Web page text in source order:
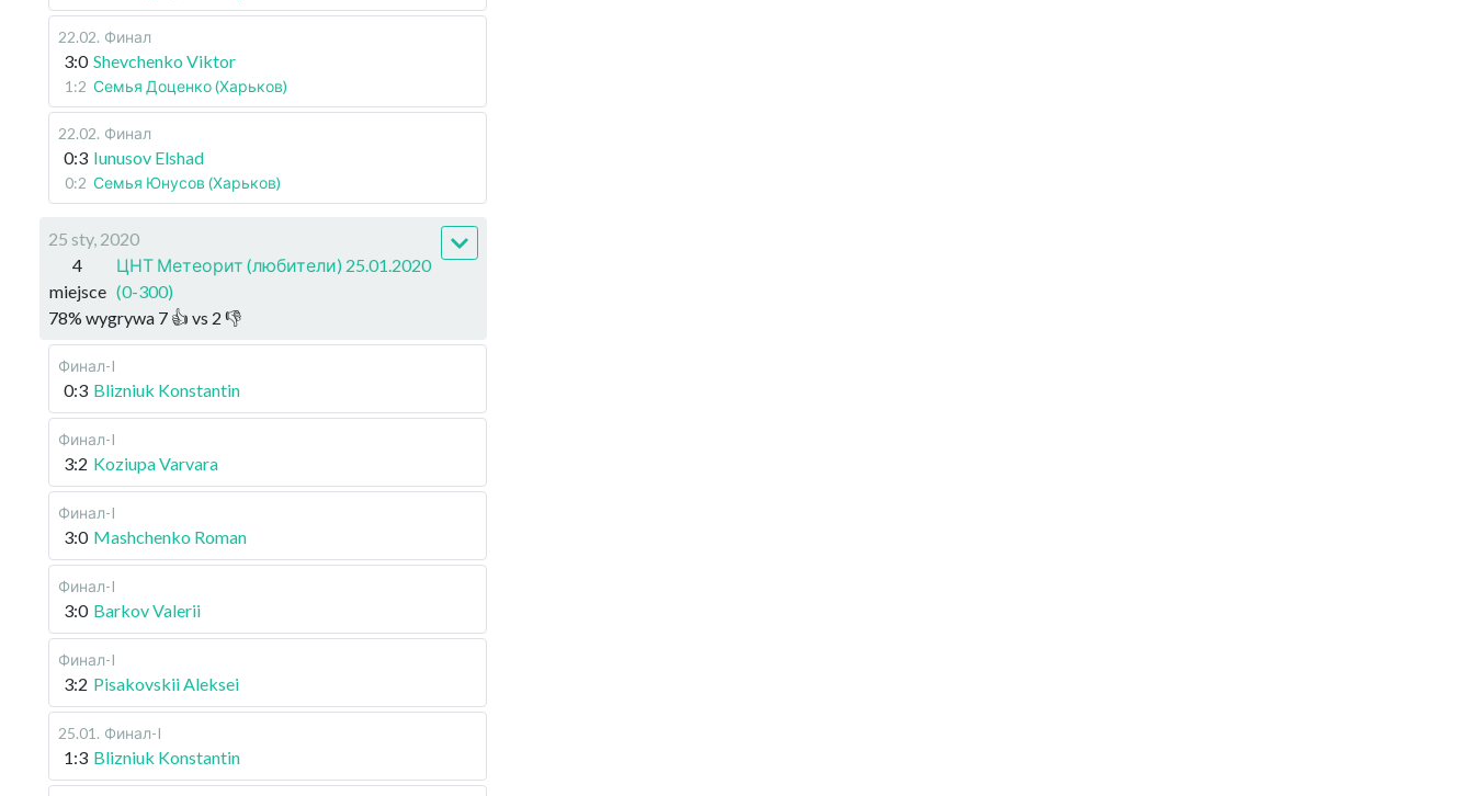
22.02. Финал
3:0 Shevchenko Viktor
1:2 Семья Доценко (Харьков)
22.02. Финал
0:3 Iunusov Elshad
0:2 Семья Юнусов (Харьков)
25 sty, 2020
4
miejsce
ЦНТ Метеорит (любители) 25.01.2020
(0-300)
78% wygrywa 7 👍 vs 2 👎
Финал-I
0:3 Blizniuk Konstantin
Финал-I
3:2 Koziupa Varvara
Финал-I
3:0 Mashchenko Roman
Финал-I
3:0 Barkov Valerii
Финал-I
3:2 Pisakovskii Aleksei
25.01 . Финал-I
1:3 Blizniuk Konstantin